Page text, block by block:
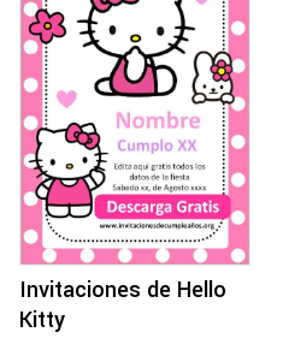
Invitaciones de Hello
Kitty